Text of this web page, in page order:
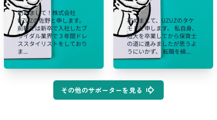
初めまして！株式会社
UZUZの佐野と申します。
前職では新卒で入社したブ
ライダル業界で３年間ドレ
ススタイリストをしており
ま...
初めまして、UZUZのタケ
モトと申します。 私自身、
短大を卒業してから保育士
の道に進みましたが思うよ
うにいかず、 転職を繰...
その他のサポーターを見る